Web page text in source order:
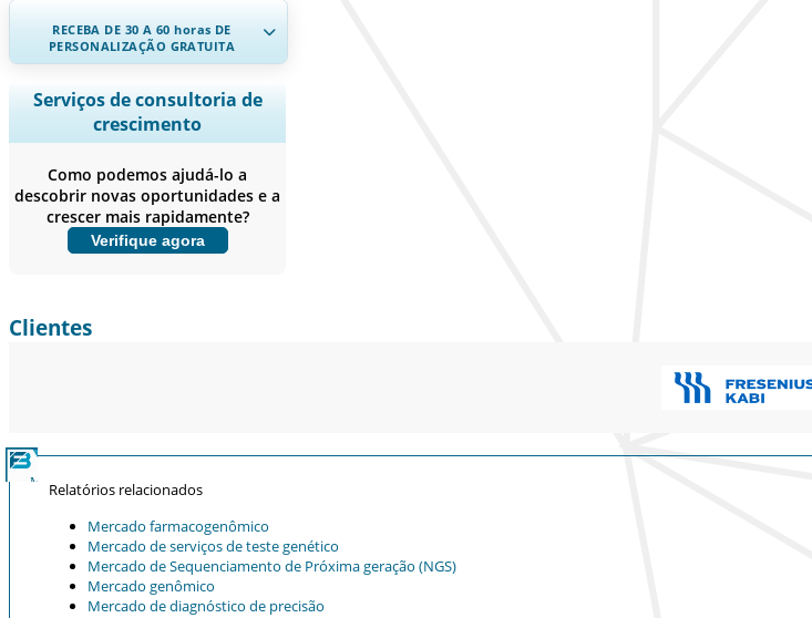
RECEBA DE 30 A 60horas DE
PERSONALIZAÇÃO GRATUITA
Ampliar a cobertura regional e por
país, Análise de segmentos, Perfis de
empresas, Benchmarking
usuário final.
Personalizar agora
Serviços de consultoria de
crescimento
Como podemos ajudá-lo a
descobrir novas oportunidades e a
crescer mais rapidamente?
Verifique agora
Clientes
Relatórios relacionados
Mercado farmacogenômico
Mercado de serviços de teste genético
Mercado de Sequenciamento de Próxima geração (NGS)
Mercado genômico
Mercado de diagnóstico de precisão